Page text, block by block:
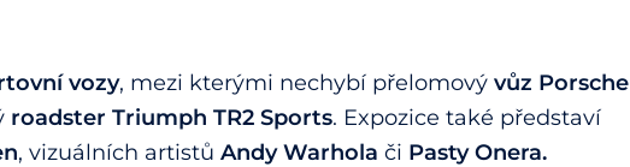
vozy, mezi kterými nechybí přelomový vůz Porsche
roadster Triumph TR2 Sports. Expozice také představí
, vizuálních artistů Andy Warhola či Pasty Onera.